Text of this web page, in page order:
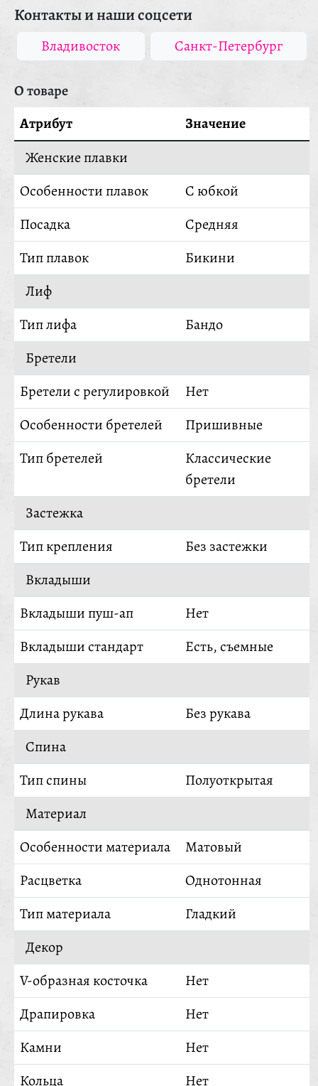
Контакты и наши соцсети
Владивосток Санкт-Петербург
О товаре
Атрибут
Значение
Женские плавки
Особенности плавок
С юбкой
Посадка
Средняя
Тип плавок
Бикини
Лиф
Тип лифа
Бандо
Бретели
Бретели с регулировкой
Нет
Особенности бретелей
Пришивные
Тип бретелей
Классические
бретели
Застежка
Тип крепления
Без застежки
Вкладыши
Вкладыши пуш-ап
Нет
Вкладыши стандарт
Есть, съемные
Рукав
Длина рукава
Без рукава
Спина
Тип спины
Полуоткрытая
Материал
Особенности материала
Матовый
Расцветка
Однотонная
Тип материала
Гладкий
Декор
V-образная косточка
Нет
Драпировка
Нет
Камни
Нет
Кольца
Нет